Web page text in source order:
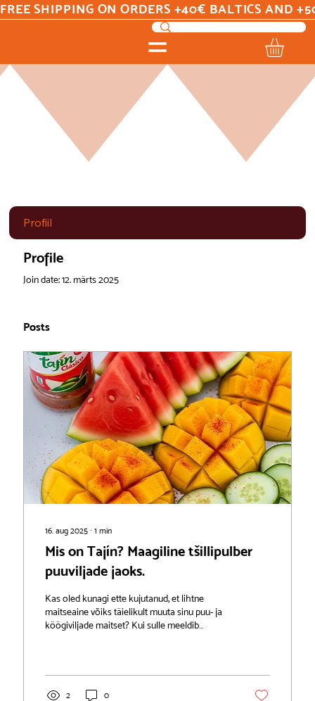
FREE SHIPPING ON ORDERS +40€ BALTICS AND
Profiil
Profile
Join date: 12. märts 2025
Posts
16. aug 2025 ∙1 min
Mis on Tajín? Maagiline tšillipulber
puuviljade jaoks.
Kas oled kunagi ette kujutanud, et lihtne
maitseaine võiks täielikult muuta sinu puu- ja
köögiviljade maitset? Kui sulle meeldib
2 0